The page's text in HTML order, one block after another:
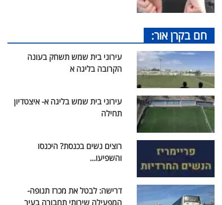
חם בקרן אור:
עירוני בית שמש תשחק בעונה
הקרובה בליגה א
עירוני בית שמש בליגה א- איצטדיון
תחילה
רוצים נשים בכנסת? היכנסו
והשפיעו...
דרישה: לבטל את מכרז תנופה-
המפעילה שירותי תחבורה בעיר